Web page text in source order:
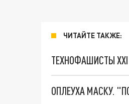
ЧИТАЙТЕ ТАКЖЕ:
ТЕХНОФАШИСТЫ
ОПЛЕУХА МАСКУ.